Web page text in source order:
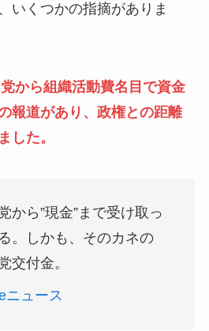
いくつかの指摘がありま
から組織活動費名目で資金
報道があり、政権との距離
した。
から”現金”まで受け取っ
。しかも、そのカネの
交付金。
ニュース